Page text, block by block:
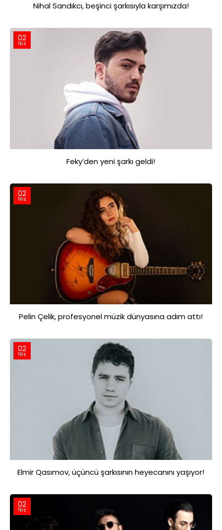
Nihal Sandıkcı, beşinci şarkısıyla karşımızda!
02
Nis
Feky’den yeni şarkı geldi!
02
Nis
Pelin Çelik, profesyonel müzik dünyasına adım attı!
02
Nis
Elmir Qasımov, üçüncü şarkısının heyecanını yaşıyor!
02
Nis